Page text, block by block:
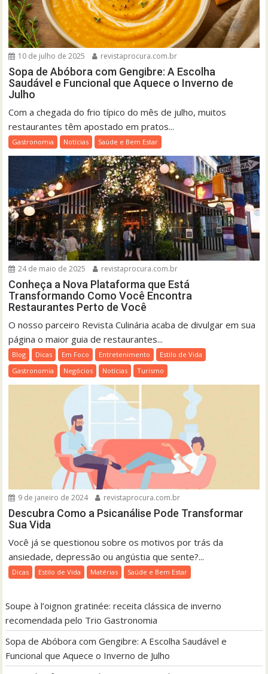
10 de julho de 2025 revistaprocura.com.br
Sopa de Abóbora com Gengibre: A Escolha
Saudável e Funcional que Aquece o Inverno de
Julho
Com a chegada do frio típico do mês de julho, muitos
restaurantes têm apostado em pratos...
Gastronomia Notícias Saúde e Bem Estar
24 de maio de 2025 revistaprocura.com.br
Conheça a Nova Plataforma que Está
Transformando Como Você Encontra
Restaurantes Perto de Você
O nosso parceiro Revista Culinária acaba de divulgar em sua
página o maior guia de restaurantes...
Blog Dicas Em Foco Entretenimento
Estilo de Vida
Gastronomia
Negócios Notícias Turismo
9 de janeiro de 2024 revistaprocura.com.br
Descubra Como a Psicanálise Pode Transformar
Sua Vida
Você já se questionou sobre os motivos por trás da
ansiedade, depressão ou angústia que sente?...
Dicas Estilo de Vida Matérias Saúde e Bem Estar
Soupe à l’oignon gratinée: receita clássica de inverno
recomendada pelo Trio Gastronomia
Sopa de Abóbora com Gengibre: A Escolha Saudável e
Funcional que Aquece o Inverno de Julho